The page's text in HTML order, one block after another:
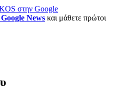
στην Google
News και μάθετε πρώτοι